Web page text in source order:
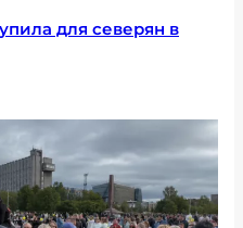
для северян в